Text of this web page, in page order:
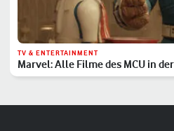
TV & ENTERTAINMENT
Marvel: Alle Filme des MCU in
Reihenfolge